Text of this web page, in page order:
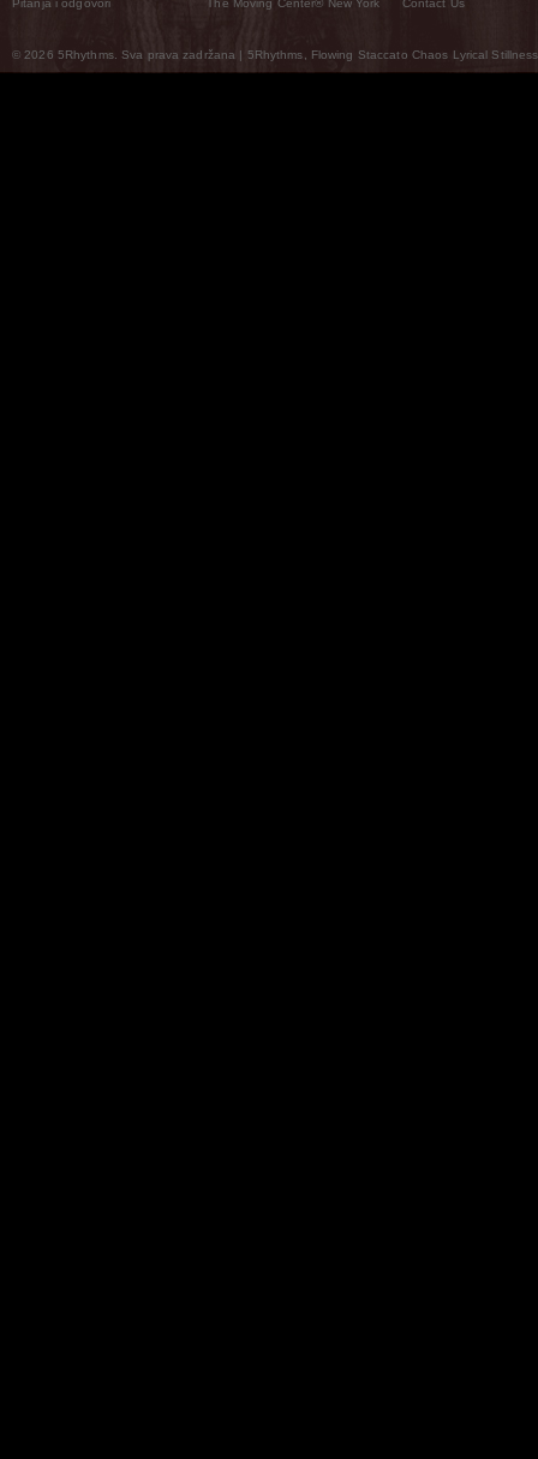
Pitanja i odgovori The Moving Center® New York Contact Us
© 2026 5Rhythms. Sva prava zadržana | 5Rhythms, Flowing Staccato Chaos Lyrical